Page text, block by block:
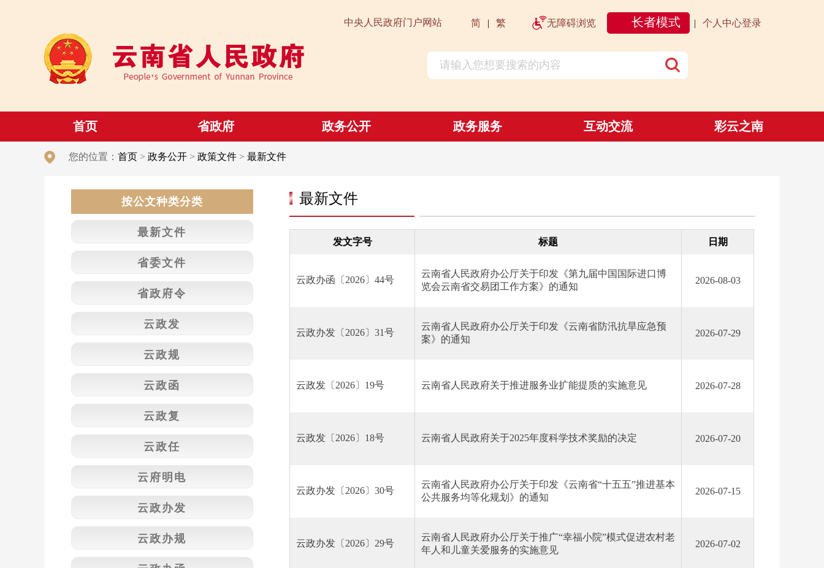
中央人民政府门户网站 简 | 繁 无障碍浏览 长者模式 | 个人中心登录
首页 省政府 政务公开 政务服务 互动交流 彩云之南
您的位置： 首页 > 政务公开 > 政策文件 > 最新文件
按公文种类分类
最新文件
省委文件
省政府令
云政发
云政规
云政函
云政复
云政任
云府明电
云政办发
云政办规
最新文件
发文字号 标题 日期
云政办函〔2026〕44号
云南省人民政府办公厅关于印发《第九届中国国际进口博
览会云南省交易团工作方案》的通知
2026-08-03
云政办发〔2026〕31号
云南省人民政府办公厅关于印发《云南省防汛抗旱应急预
案》的通知
2026-07-29
云政发〔2026〕19号 云南省人民政府关于推进服务业扩能提质的实施意见 2026-07-28
云政发〔2026〕18号 云南省人民政府关于2025年度科学技术奖励的决定 2026-07-20
云政办发〔2026〕30号
云南省人民政府办公厅关于印发《云南省“十五五”推进基本
公共服务均等化规划》的通知
2026-07-15
云政办发〔2026〕29号
云南省人民政府办公厅关于推广“幸福小院”模式促进农村老
年人和儿童关爱服务的实施意见
2026-07-02